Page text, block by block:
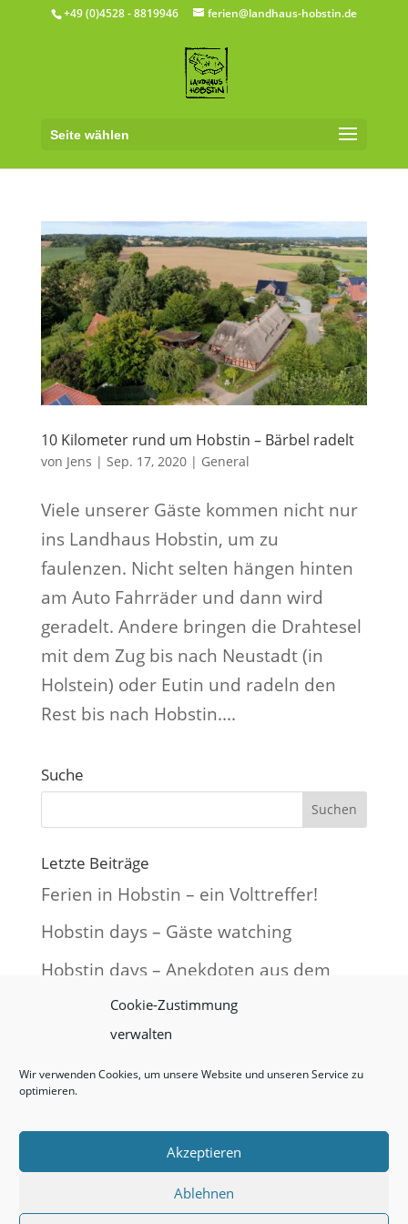
Cookie-Zustimmung
verwalten
Wir verwenden Cookies, um unsere Website und unseren Service zu
optimieren.
Akzeptieren
Ablehnen
+49 (0)4528 - 8819946 ferien@landhaus-hobstin.de
Seite wählen
10 Kilometer rund um Hobstin – Bärbel radelt
von Jens | Sep. 17, 2020| General
Viele unserer Gäste kommen nicht nur
ins Landhaus Hobstin, um zu
faulenzen. Nicht selten hängen hinten
am Auto Fahrräder und dann wird
geradelt. Andere bringen die Drahtesel
mit dem Zug bis nach Neustadt (in
Holstein) oder Eutin und radeln den
Rest bis nach Hobstin....
Suche
Letzte Beiträge
Ferien in Hobstin – ein Volttreffer!
Hobstin days – Gäste watching
Hobstin days – Anekdoten aus dem
Ferienland
10 Kilometer rund um Hobstin – Bärbel
radelt
Datenschutzerklärung